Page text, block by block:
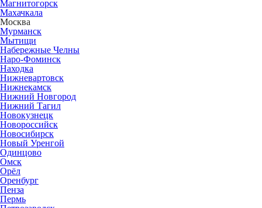
Магнитогорск
Махачкала
Москва
Мурманск
Мытищи
Набережные Челны
Наро-Фоминск
Находка
Нижневартовск
Нижнекамск
Нижний Новгород
Нижний Тагил
Новокузнецк
Новороссийск
Новосибирск
Новый Уренгой
Одинцово
Омск
Орёл
Оренбург
Пенза
Пермь